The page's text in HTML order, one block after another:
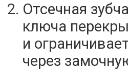
Отсечная
ключа
и
через